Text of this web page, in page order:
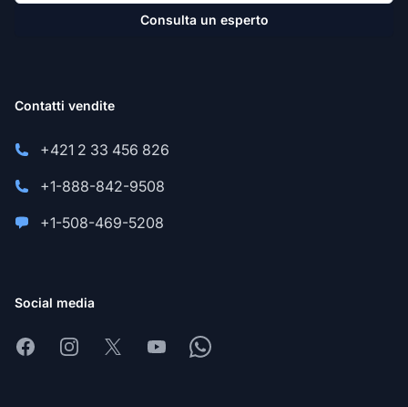
Consulta un esperto
Contatti vendite
+421 2 33 456 826
+1-888-842-9508
+1-508-469-5208
Social media
FacebookInstagram
X YoutubeWhatsapp